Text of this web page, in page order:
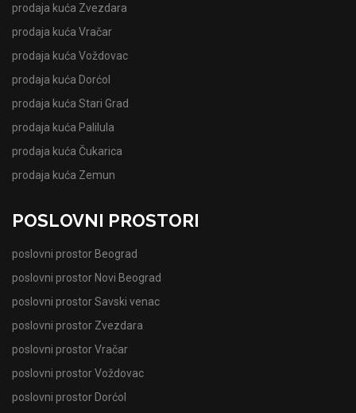
prodaja kuća Zvezdara
prodaja kuća Vračar
prodaja kuća Voždovac
prodaja kuća Dorćol
prodaja kuća Stari Grad
prodaja kuća Palilula
prodaja kuća Čukarica
prodaja kuća Zemun
POSLOVNI PROSTORI
poslovni prostor Beograd
poslovni prostor Novi Beograd
poslovni prostor Savski venac
poslovni prostor Zvezdara
poslovni prostor Vračar
poslovni prostor Voždovac
poslovni prostor Dorćol